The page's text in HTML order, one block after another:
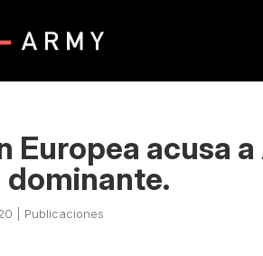
Europea acusa
dominante.
Publicaciones